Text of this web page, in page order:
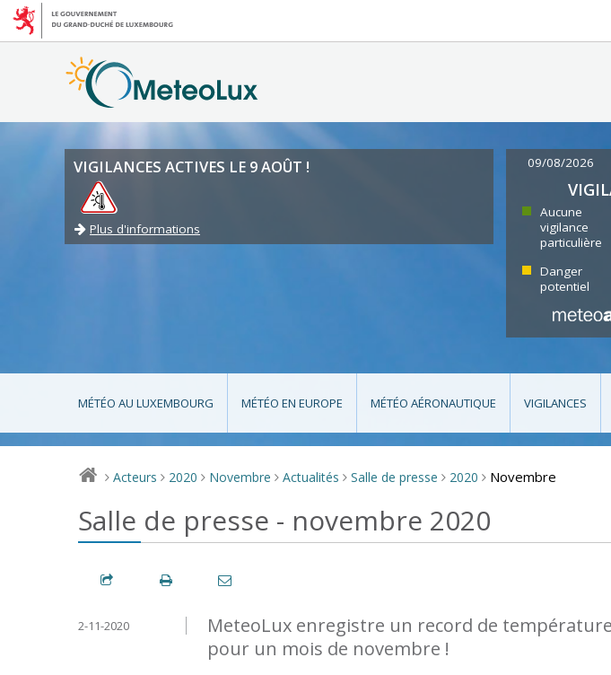
VIGILANCES ACTIVES LE 9 AOÛT !
Plus d'informations
09/08/2026
Aucune
vigilance
particulière
Danger
potentiel
MÉTÉO AU LUXEMBOURG MÉTÉO EN EUROPE MÉTÉO AÉRONAUTIQUE VIGILANCES
> Acteurs > 2020 > Novembre > Actualités > Salle de presse > 2020 > Novembre
Salle de presse - novembre 2020
MeteoLux enregistre un record de
pour un mois de novembre !
2-11-2020